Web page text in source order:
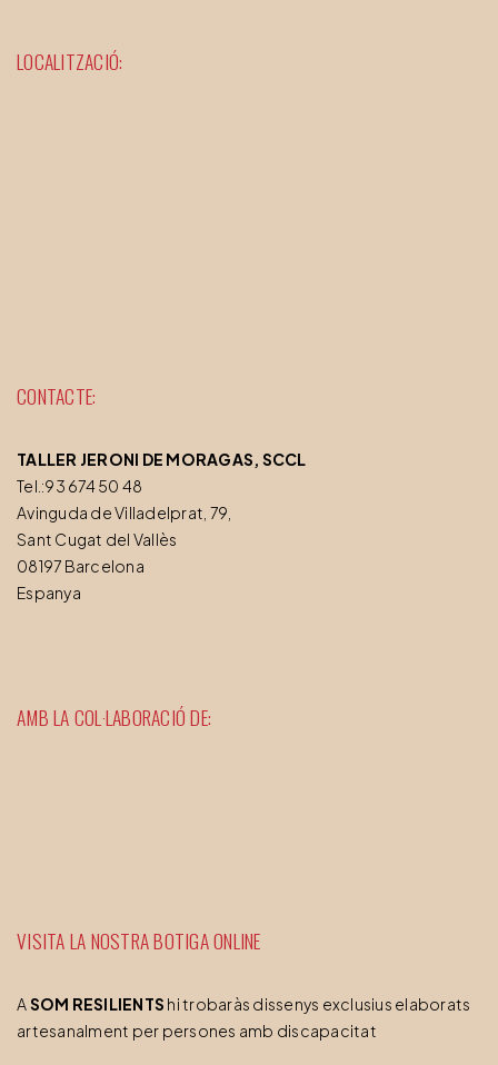
LOCALITZACIÓ:
CONTACTE:
TALLER JERONI DE MORAGAS, SCCL
Tel.:93 674 50 48
Avinguda de Villadelprat, 79,
Sant Cugat del Vallès
08197 Barcelona
Espanya
AMB LA COL·LABORACIÓ DE:
VISITA LA NOSTRA BOTIGA ONLINE
ASOM RESILIENTS hi trobaràs dissenys exclusius elaborats
artesanalment per persones amb discapacitat